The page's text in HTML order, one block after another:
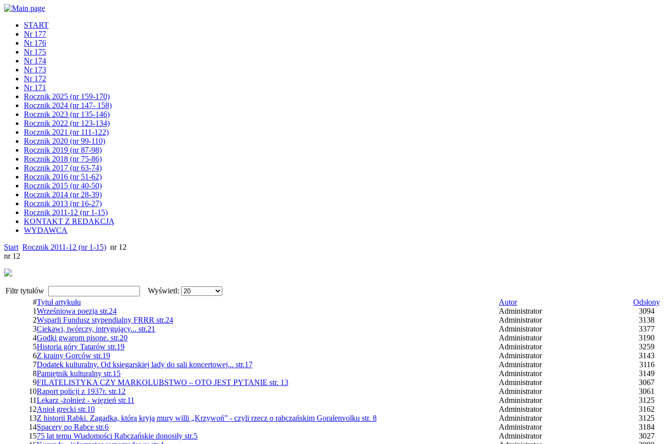
START
Nr 177
Nr 176
Nr 175
Nr 174
Nr 173
Nr 172
Nr 171
Rocznik 2025 (nr 159-170)
Rocznik 2024 (nr 147- 158)
Rocznik 2023 (nr 135-146)
Rocznik 2022 (nr 123-134)
Rocznik 2021 (nr 111-122)
Rocznik 2020 (nr 99-110)
Rocznik 2019 (nr 87-98)
Rocznik 2018 (nr 75-86)
Rocznik 2017 (nr 63-74)
Rocznik 2016 (nr 51-62)
Rocznik 2015 (nr 40-50)
Rocznik 2014 (nr 28-39)
Rocznik 2013 (nr 16-27)
Rocznik 2011-12 (nr 1-15)
KONTAKT Z REDAKCJĄ
WYDAWCA
Start Rocznik 2011-12 (nr 1-15) nr 12
nr 12
Filtr tytułów
Wyświetl:
#Tytuł artykułu Autor
Odsłony
1Wrześniowa poezja str.24 Administrator
3094
2Wsparli Fundusz stypendialny FRRR str.24 Administrator
3138
3Ciekawi, twórczy, intrygujący... str.21 Administrator
3377
4Godki gwarom pisone. str.20 Administrator
3190
5Historia góry Tatarów str.19 Administrator
3259
6Z krainy Gorców str.19 Administrator
3143
7Dodatek kulturalny. Od księgarskiej lady do sali koncertowej... str.17 Administrator
3116
8Pamiętnik kulturalny str.15 Administrator
3149
9FILATELISTYKA CZY MARKOLUBSTWO – OTO JEST PYTANIE str. 13 Administrator
3067
10Raport policji z 1937r. str.12 Administrator
3061
11Lekarz -żołnież - więzień str.11 Administrator
3125
12Anioł grecki str.10 Administrator
3162
13Z historii Rabki. Zagadka, którą kryją mury willi „Krzywoń” - czyli rzecz o rabczańskim Goralenvolku str. 8 Administrator
3125
14Spacery po Rabce str.6 Administrator
3184
1575 lat temu Wiadomości Rabczańskie donosiły str.5 Administrator
3027